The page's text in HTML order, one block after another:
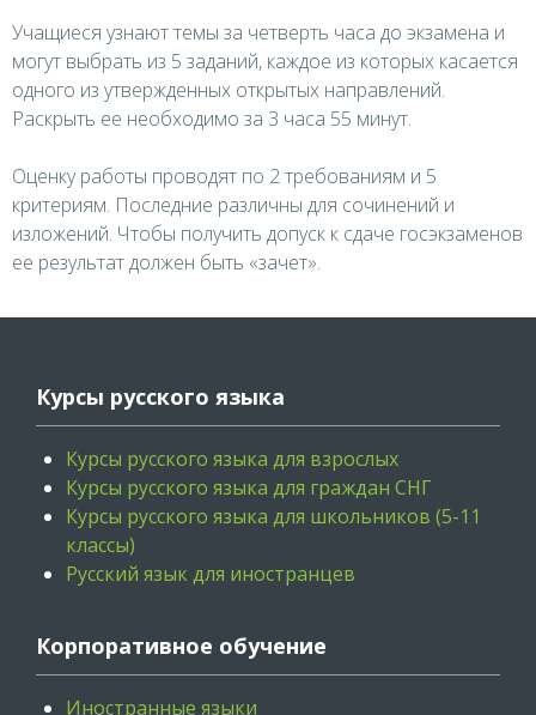
Учащиеся узнают темы за четверть часа до экзамена и
могут выбрать из 5 заданий, каждое из которых касается
одного из утвержденных открытых направлений.
Раскрыть ее необходимо за 3 часа 55 минут.
Оценку работы проводят по 2 требованиям и 5
критериям. Последние различны для сочинений и
изложений. Чтобы получить допуск к сдаче госэкзаменов
ее результат должен быть «зачет».
Курсы русского языка
Курсы русского языка для взрослых
Курсы русского языка для граждан СНГ
Курсы русского языка для школьников (5-11
классы)
Русский язык для иностранцев
Корпоративное обучение
Иностранные языки